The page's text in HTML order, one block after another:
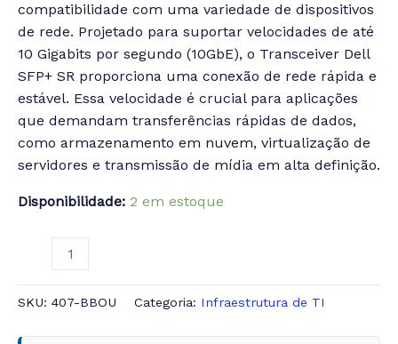
compatibilidade com uma variedade de dispositivos
de rede. Projetado para suportar velocidades de até
10 Gigabits por segundo (10GbE), o Transceiver Dell
SFP+ SR proporciona uma conexão de rede rápida e
estável. Essa velocidade é crucial para aplicações
que demandam transferências rápidas de dados,
como armazenamento em nuvem, virtualização de
servidores e transmissão de mídia em alta definição.
Disponibilidade: 2 em estoque
SKU: 407-BBOU Categoria: Infraestrutura de TI